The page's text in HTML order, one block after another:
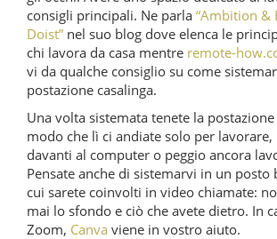
consigli principali. Ne parla “Ambition &
Doist” nel suo blog dove elenca le
chi lavora da casa mentre remote-
vi da qualche consiglio su come
postazione casalinga.
Una volta sistemata tenete la
modo che lì ci andiate solo per
davanti al computer o peggio ancora
Pensate anche di sistemarvi in un posto
cui sarete coinvolti in video chiamate:
mai lo sfondo e ciò che avete dietro. In
Zoom, Canva viene in vostro aiuto.